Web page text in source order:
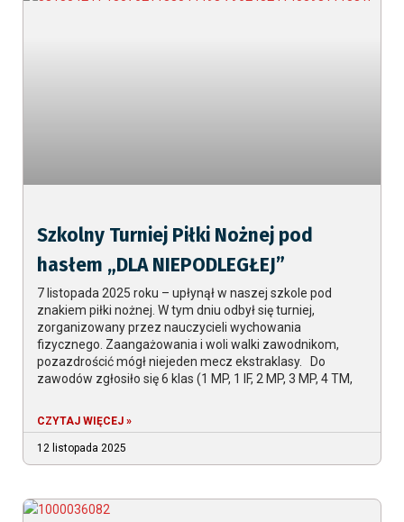
Szkolny Turniej Piłki Nożnej pod
hasłem „DLA NIEPODLEGŁEJ”
7 listopada 2025 roku – upłynął w naszej szkole pod
znakiem piłki nożnej. W tym dniu odbył się turniej,
zorganizowany przez nauczycieli wychowania
fizycznego. Zaangażowania i woli walki zawodnikom,
pozazdrościć mógł niejeden mecz ekstraklasy. Do
zawodów zgłosiło się 6 klas (1 MP, 1 IF, 2 MP, 3 MP, 4 TM,
CZYTAJ WIĘCEJ »
12 listopada 2025